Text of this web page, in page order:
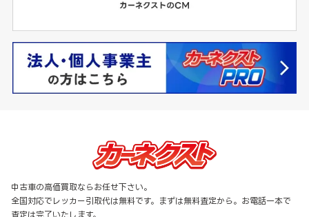
中古車の高価買取ならお任せ下さい。
全国対応でレッカー引取代は無料です。まずは無料査定から。お電話一本で
査定は完了いたします。